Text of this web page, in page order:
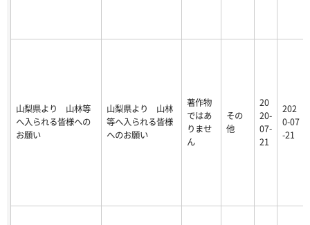
山梨県より 山林等
へ入られる皆様への
お願い
山梨県より 山林
等へ入られる皆様
へのお願い
著作物
ではあ
りませ
ん
その
他
20
20-
07-
21
202
0-07
-21